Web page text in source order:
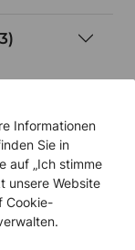
Ihr
Informationen
Sie in
auf „Ich stimme
unsere Website
Cookie-